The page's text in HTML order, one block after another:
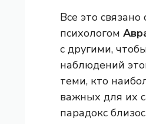
Все это связано
психологом
с другими,
наблюдений
теми, кто
важных для их
парадокс